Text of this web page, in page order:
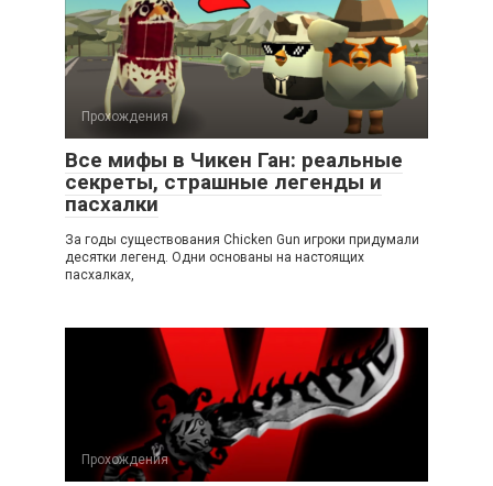
Прохождения
Все мифы в Чикен Ган: реальные
секреты, страшные легенды и
пасхалки
За годы существования Chicken Gun игроки придумали
десятки легенд. Одни основаны на настоящих
пасхалках,
Прохождения